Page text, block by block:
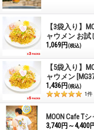
【3袋入り】
ャウメン お試
1,069円 (税込)
【5袋入り】
ャウメン
1,436円 (税込)
1件
MOON Cafe T
3,740円～4,400